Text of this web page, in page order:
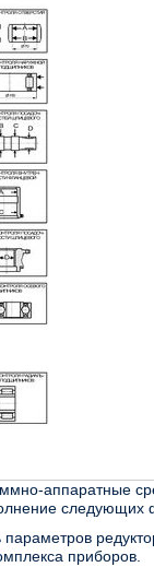
аппаратные
следующих
приборов.